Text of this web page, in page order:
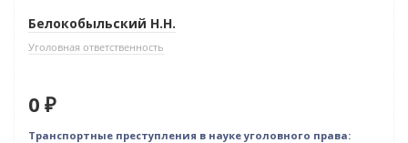
Белокобыльский Н.Н.
Уголовная ответственность
0 ₽
Транспортные преступления в науке уголовного права: